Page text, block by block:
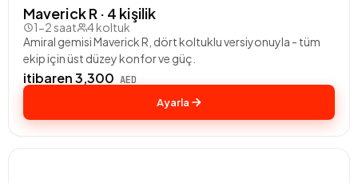
Maverick R · 4 kişilik
1-2 saat
4 koltuk
Amiral gemisi Maverick R, dört koltuklu versiyonuyla - tüm
ekip için üst düzey konfor ve güç.
itibaren 3,300 AED
Ayarla